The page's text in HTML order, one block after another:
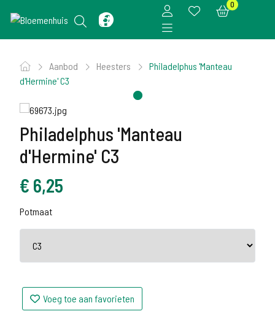
0
Aanbod Heesters
Philadelphus 'Manteau
d'Hermine' C3
Philadelphus 'Manteau
d'Hermine' C3
€ 6,25
Potmaat
Voeg toe aan favorieten